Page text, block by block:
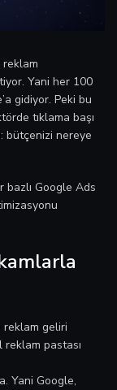
reklam
Yani her 100
gidiyor. Peki bu
tıklama başı
bütçenizi nereye
bazlı Google Ads
reklam geliri
reklam pastası
Yani Google,